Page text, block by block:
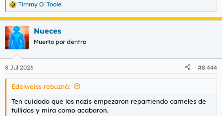
R
e
a
c
c
i
e
s
Timmy O´Toole
Nueces
Muerto por dentro
8 Jul 2026 #8.444
Edelweiss rebuznó:
Ten cuidado que los nazis empezaron repartiendo carneles de
tullidos y mira como acabaron.